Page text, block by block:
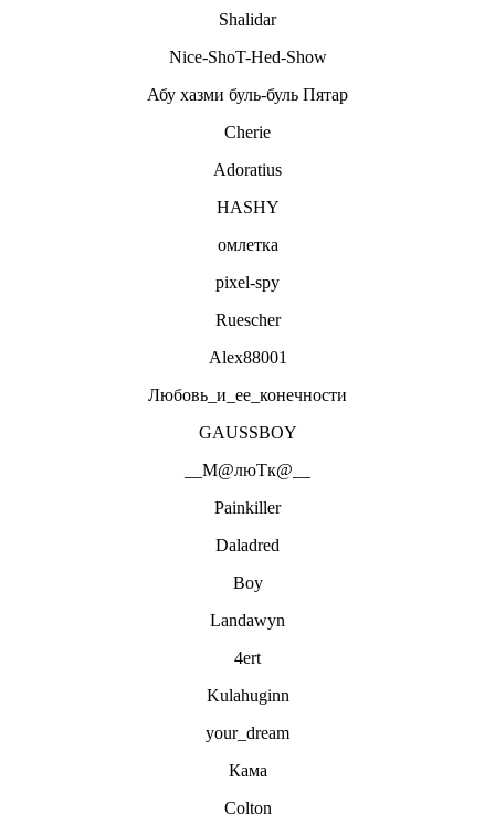
Shalidar
Nice-ShoT-Hed-Show
Абу хазми буль-буль Пятар
Cherie
Adoratius
HASHY
омлетка
pixel-spy
Ruescher
Alex88001
Любовь_и_ее_конечности
GAUSSBOY
__М@люТк@__
Painkiller
Daladred
Boy
Landawyn
4еrt
Kulahuginn
your_dream
Кама
Colton